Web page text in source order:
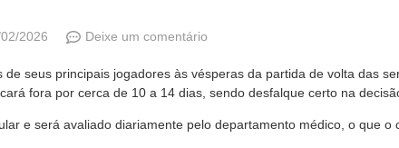
2026 Deixe um comentário
seus principais jogadores às vésperas da partida de volta das
fora por cerca de 10 a 14 dias, sendo desfalque certo na
e será avaliado diariamente pelo departamento médico, o que o